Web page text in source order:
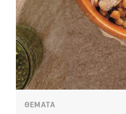
ΘΕΜΑΤΑ